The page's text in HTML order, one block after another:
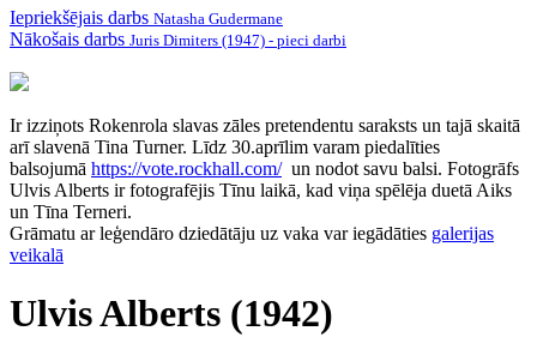
Iepriekšējais darbs Natasha Gudermane
Nākošais darbs Juris Dimiters (1947) - pieci darbi
Ir izziņots Rokenrola slavas zāles pretendentu saraksts un tajā skaitā
arīslavenā Tina Turner. Līdz 30.aprīlim varam piedalīties
balsojumā https://vote.rockhall.com/un nodot savu balsi. Fotogrāfs
Ulvis Alberts ir fotografējis Tīnu laikā, kad viņa spēlēja duetā Aiks
un Tīna Terneri.
Grāmatu ar leģendāro dziedātāju uz vaka var iegādāties galerijas
veikalā
Ulvis Alberts (1942)